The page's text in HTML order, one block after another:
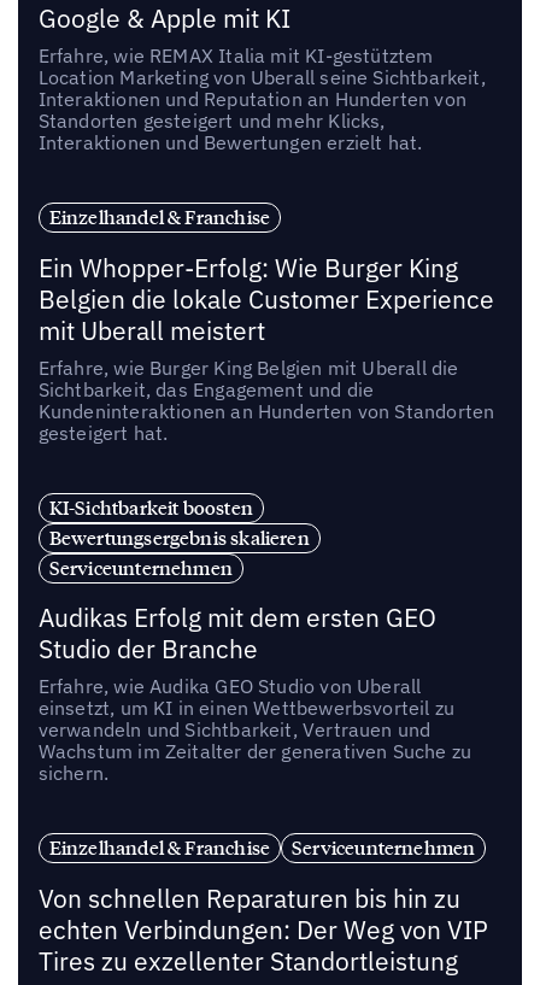
Google & Apple mit KI
Erfahre, wie REMAX Italia mit KI-gestütztem
Location Marketing von Uberall seine Sichtbarkeit,
Interaktionen und Reputation an Hunderten von
Standorten gesteigert und mehr Klicks,
Interaktionen und Bewertungen erzielt hat.
Einzelhandel & Franchise
Ein Whopper-Erfolg: Wie Burger King
Belgien die lokale Customer Experience
mit Uberall meistert
Erfahre, wie Burger King Belgien mit Uberall die
Sichtbarkeit, das Engagement und die
Kundeninteraktionen an Hunderten von Standorten
gesteigert hat.
KI-Sichtbarkeit boosten
Bewertungsergebnis skalieren
Serviceunternehmen
Audikas Erfolg mit dem ersten GEO
Studio der Branche
Erfahre, wie Audika GEO Studio von Uberall
einsetzt, um KI in einen Wettbewerbsvorteil zu
verwandeln und Sichtbarkeit, Vertrauen und
Wachstum im Zeitalter der generativen Suche zu
sichern.
Einzelhandel & Franchise Serviceunternehmen
Von schnellen Reparaturen bis hin zu
echten Verbindungen: Der Weg von VIP
Tires zu exzellenter Standortleistung